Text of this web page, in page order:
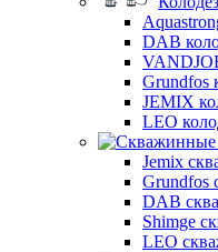
DAB
Grundfos
JEMIX
LEO
Jemix
Grundfos
DAB
Shimge
LEO